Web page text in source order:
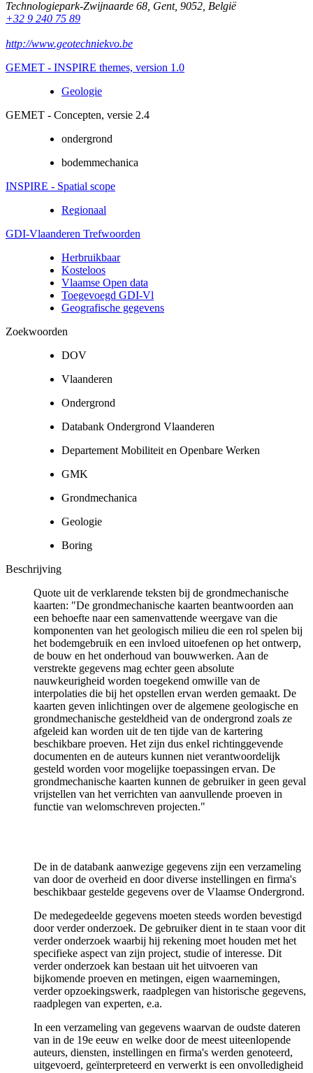
Technologiepark-Zwijnaarde 68 Gent, 9052 België
+32 9 240 75 89
http://www.geotechniekvo.be
GEMET - INSPIRE themes, version 1.0
Geologie
GEMET - Concepten, versie 2.4
ondergrond
bodemmechanica
INSPIRE - Spatial scope
Regionaal
GDI-Vlaanderen Trefwoorden
Herbruikbaar
Kosteloos
Vlaamse Open data
Toegevoegd GDI-Vl
Geografische gegevens
Zoekwoorden
DOV
Vlaanderen
Ondergrond
Databank Ondergrond Vlaanderen
Departement Mobiliteit en Openbare Werken
GMK
Grondmechanica
Geologie
Boring
Beschrijving
Quote uit de verklarende teksten bij de grondmechanische
kaarten: "De grondmechanische kaarten beantwoorden aan
een behoefte naar een samenvattende weergave van die
komponenten van het geologisch milieu die een rol spelen bij
het bodemgebruik en een invloed uitoefenen op het ontwerp,
de bouw en het onderhoud van bouwwerken. Aan de
verstrekte gegevens mag echter geen absolute
nauwkeurigheid worden toegekend omwille van de
interpolaties die bij het opstellen ervan werden gemaakt. De
kaarten geven inlichtingen over de algemene geologische en
grondmechanische gesteldheid van de ondergrond zoals ze
afgeleid kan worden uit de ten tijde van de kartering
beschikbare proeven. Het zijn dus enkel richtinggevende
documenten en de auteurs kunnen niet verantwoordelijk
gesteld worden voor mogelijke toepassingen ervan. De
grondmechanische kaarten kunnen de gebruiker in geen geval
vrijstellen van het verrichten van aanvullende proeven in
functie van welomschreven projecten."
De in de databank aanwezige gegevens zijn een verzameling
van door de overheid en door diverse instellingen en firma's
beschikbaar gestelde gegevens over de Vlaamse Ondergrond.
De medegedeelde gegevens moeten steeds worden bevestigd
door verder onderzoek. De gebruiker dient in te staan voor dit
verder onderzoek waarbij hij rekening moet houden met het
specifieke aspect van zijn project, studie of interesse. Dit
verder onderzoek kan bestaan uit het uitvoeren van
bijkomende proeven en metingen, eigen waarnemingen,
verder opzoekingswerk, raadplegen van historische gegevens,
raadplegen van experten, e.a.
In een verzameling van gegevens waarvan de oudste dateren
van in de 19e eeuw en welke door de meest uiteenlopende
auteurs, diensten, instellingen en firma's werden genoteerd,
uitgevoerd, geïnterpreteerd en verwerkt is een onvolledigheid